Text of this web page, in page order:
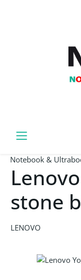
Notebook &
stone
LENOVO
Bildergalerie